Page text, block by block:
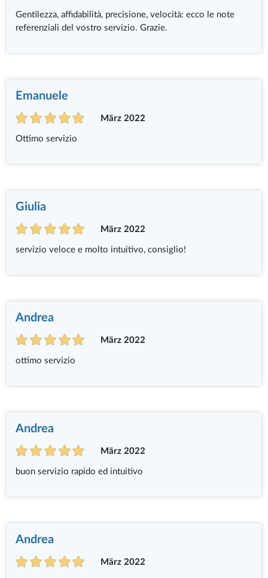
Gentilezza, affidabilità, precisione, velocità: ecco le note
referenziali del vostro servizio. Grazie.
Emanuele
März 2022
Ottimo servizio
Giulia
März 2022
servizio veloce e molto intuitivo, consiglio!
Andrea
März 2022
ottimo servizio
Andrea
März 2022
buon servizio rapido ed intuitivo
Andrea
März 2022